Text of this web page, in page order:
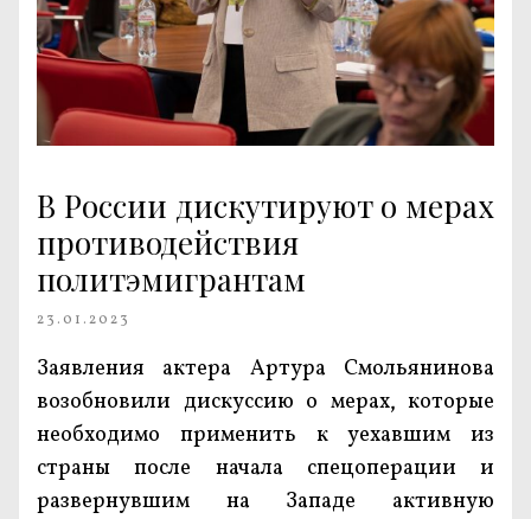
В России дискутируют о мерах
противодействия
политэмигрантам
23.01.2023
Заявления актера Артура Смольянинова
возобновили дискуссию о мерах, которые
необходимо применить к уехавшим из
страны после начала спецоперации и
развернувшим на Западе активную